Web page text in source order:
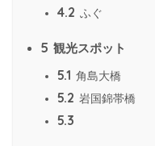
4.2 ふぐ
5 観光スポット
5.1 角島大橋
5.2 岩国錦帯橋
5.3